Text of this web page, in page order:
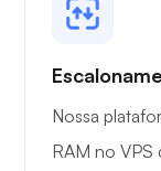
Nossa
RAM no VPS